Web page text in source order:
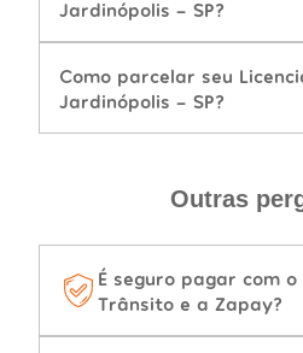
Jardinópolis - SP?
Como parcelar seu
Jardinópolis - SP?
Outras
É seguro pagar com
Trânsito e a Zapay?